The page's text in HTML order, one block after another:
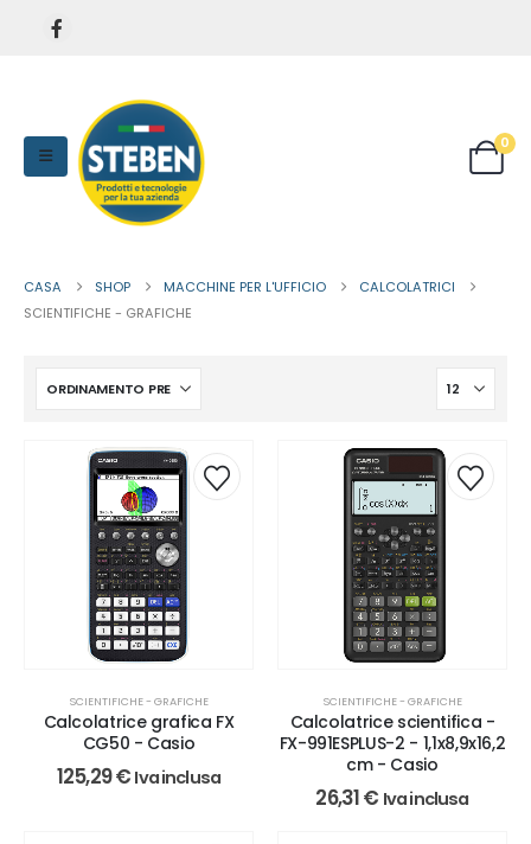
0
CASA SHOP MACCHINE PER L'UFFICIO
CALCOLATRICI
SCIENTIFICHE - GRAFICHE
SCIENTIFICHE - GRAFICHE
Calcolatrice grafica FX
CG50 - Casio
125,29€ Iva inclusa
SCIENTIFICHE - GRAFICHE
Calcolatrice scientifica -
FX-991ESPLUS-2 - 1,1x8,9x16,2
cm - Casio
26,31€ Iva inclusa